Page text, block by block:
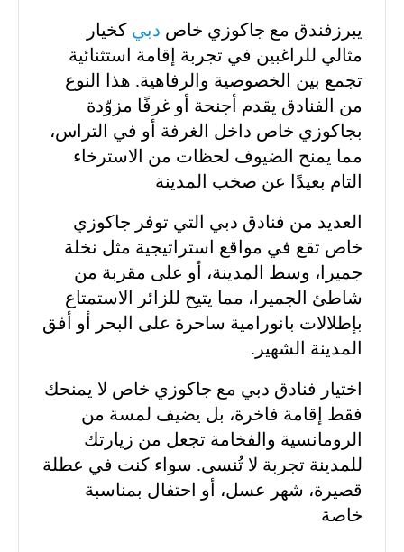
يبرزفندق مع جاكوزي خاص دبي كخيار
مثالي للراغبين في تجربة إقامة استثنائية
تجمع بين الخصوصية والرفاهية. هذا النوع
من الفنادق يقدم أجنحة أو غرفًا مزوّدة
بجاكوزي خاص داخل الغرفة أو في التراس،
مما يمنح الضيوف لحظات من الاسترخاء
التام بعيدًا عن صخب المدينة
العديد من فنادق دبي التي توفر جاكوزي
خاص تقع في مواقع استراتيجية مثل نخلة
جميرا، وسط المدينة، أو على مقربة من
شاطئ الجميرا، مما يتيح للزائر الاستمتاع
بإطلالات بانورامية ساحرة على البحر أو أفق
المدينة الشهير.
اختيار فنادق دبي مع جاكوزي خاص لا يمنحك
فقط إقامة فاخرة، بل يضيف لمسة من
الرومانسية والفخامة تجعل من زيارتك
للمدينة تجربة لا تُنسى. سواء كنت في عطلة
قصيرة، شهر عسل، أو احتفال بمناسبة
خاصة